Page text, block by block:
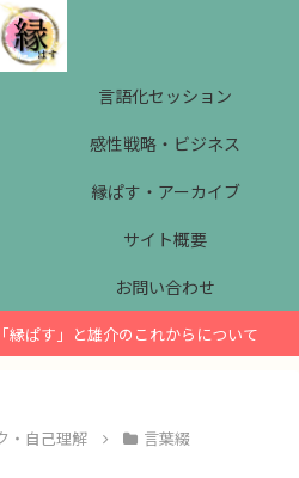
言語化セッション
感性戦略・ビジネス
縁ぱす・アーカイブ
サイト概要
お問い合わせ
縁ぱす」と雄介のこれからについて
・自己理解 言葉綴